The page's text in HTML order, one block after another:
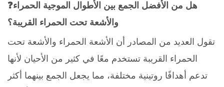
❓هل من الأفضل الجمع بين الأطوال الموجية الحمراء
والأشعة تحت الحمراء القريبة؟
تقول العديد من المصادر أن الأشعة الحمراء والأشعة تحت
الحمراء القريبة تستخدم معًا في كثير من الأحيان لأنها
تدعم أهدافًا روتينية مختلفة، مما يجعل الجمع بينهما أكثر